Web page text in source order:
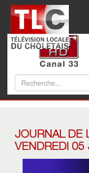
JOURNAL DE
VENDREDI